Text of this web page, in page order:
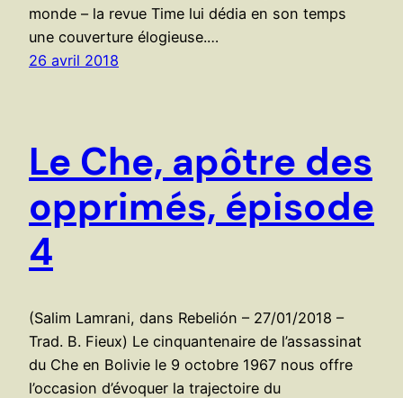
monde – la revue Time lui dédia en son temps
une couverture élogieuse.…
26 avril 2018
Le Che, apôtre des
opprimés, épisode
4
(Salim Lamrani, dans Rebelión – 27/01/2018 –
Trad. B. Fieux) Le cinquantenaire de l’assassinat
du Che en Bolivie le 9 octobre 1967 nous offre
l’occasion d’évoquer la trajectoire du